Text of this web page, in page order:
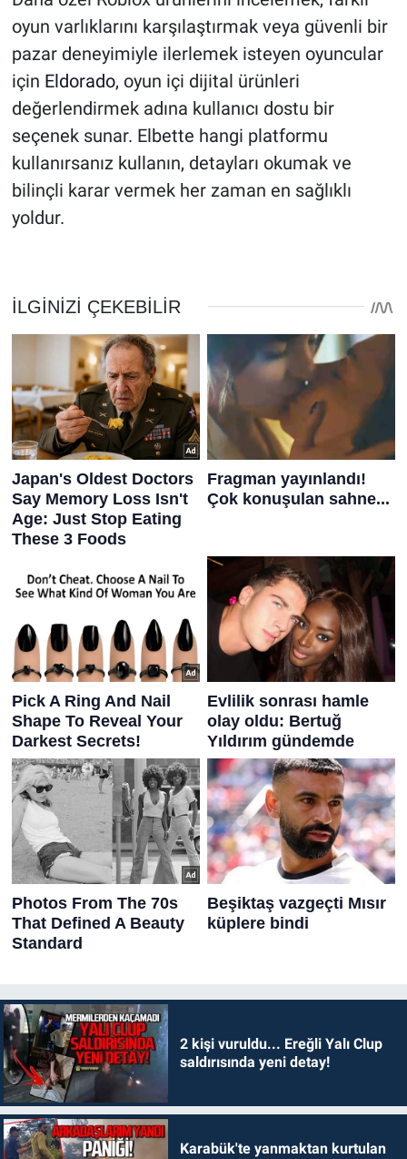
oyun varlıklarını karşılaştırmak veya güvenli bir
pazar deneyimiyle ilerlemek isteyen oyuncular
için Eldorado, oyun içi dijital ürünleri
değerlendirmek adına kullanıcı dostu bir
seçenek sunar. Elbette hangi platformu
kullanırsanız kullanın, detayları okumak ve
bilinçli karar vermek her zaman en sağlıklı
yoldur.
2 kişi vuruldu... Ereğli Yalı Clup
saldırısında yeni detay!
Karabük'te yanmaktan kurtulan